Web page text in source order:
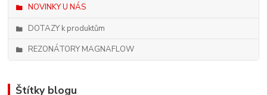
NOVINKY U NÁS
DOTAZY k produktům
REZONÁTORY MAGNAFLOW
Štítky blogu